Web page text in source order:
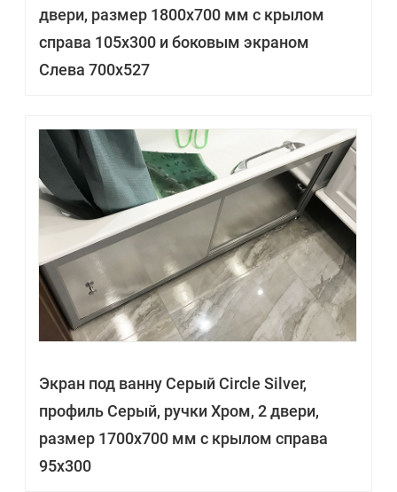
двери, размер 1800х700 мм с крылом
справа 105х300 и боковым экраном
Слева 700х527
Экран под ванну Серый Circle Silver,
профиль Серый, ручки Хром, 2 двери,
размер 1700х700 мм с крылом справа
95х300